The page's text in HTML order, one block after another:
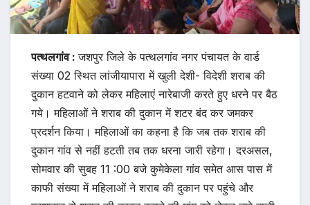
पत्थलगांव :जशपुर जिले के पत्थलगांव नगर पंचायत के वार्ड
संख्या 02 स्थित लांजीयापारा में खुली देशी- विदेशी शराब की
दुकान हटवाने को लेकर महिलाएं नारेबाजी करते हुए धरने पर बैठ
गये। महिलाओं ने शराब की दुकान में शटर बंद कर जमकर
प्रदर्शन किया। महिलाओं का कहना है कि जब तक शराब की
दुकान गांव से नहीं हटती तब तक धरना जारी रहेगा। दरअसल,
सोमवार की सुबह 11 :00 बजे कुमेकेला गांव समेत आस पास में
काफी संख्या में महिलाओं ने शराब की दुकान पर पहुंचे और